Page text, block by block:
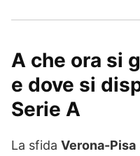
A che ora si
e dove si
Serie A
La sfida Verona-Pisa